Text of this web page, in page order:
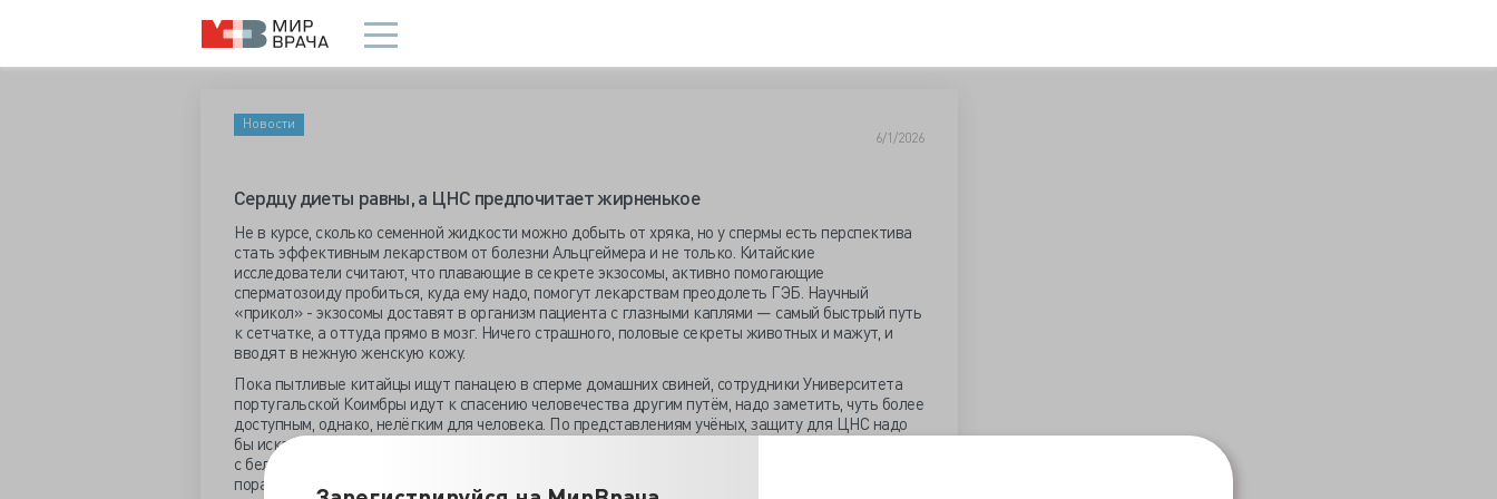
Новости
6/1/2026
Сердцу диеты равны, а ЦНС предпочитает жирненькое
Не в курсе, сколько семенной жидкости можно добыть от хряка, но у спермы есть перспектива
стать эффективным лекарством от болезни Альцгеймера и не только. Китайские
исследователи считают, что плавающие в секрете экзосомы, активно помогающие
сперматозоиду пробиться, куда ему надо, помогут лекарствам преодолеть ГЭБ. Научный
«прикол» - экзосомы доставят в организм пациента с глазными каплями — самый быстрый путь
к сетчатке, а оттуда прямо в мозг. Ничего страшного, половые секреты животных и мажут, и
вводят в нежную женскую кожу.
Пока пытливые китайцы ищут панацею в сперме домашних свиней, сотрудники Университета
португальской Коимбры идут к спасению человечества другим путём, надо заметить, чуть более
доступным, однако, нелёгким для человека. По представлениям учёных, защиту для ЦНС надо
бы искать в диете, а конкретно – в кетодиете. Непростая система обильного поглощения жиров
с белками может навредить организму, но мозгу иногда нравится, особенно при нежелании
поражённой нейродегенеративным процессом структуре воспринимать банальную глюкозу.